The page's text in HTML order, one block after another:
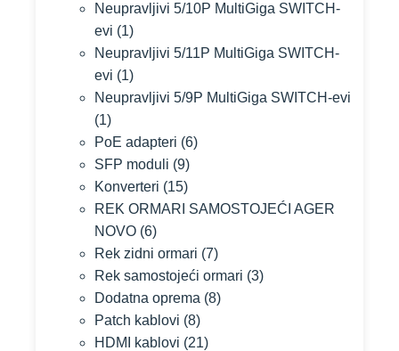
Neupravljivi 5/10P MultiGiga SWITCH-
evi (1)
Neupravljivi 5/11P MultiGiga SWITCH-
evi (1)
Neupravljivi 5/9P MultiGiga SWITCH-evi
(1)
PoE adapteri (6)
SFP moduli (9)
Konverteri (15)
REK ORMARI SAMOSTOJEĆI AGER
NOVO (6)
Rek zidni ormari (7)
Rek samostojeći ormari (3)
Dodatna oprema (8)
Patch kablovi (8)
HDMI kablovi (21)